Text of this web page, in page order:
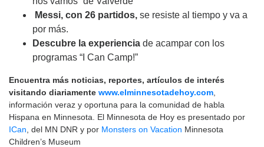
Messi, con 26 partidos, se resiste al tiempo y va a
por más.
Descubre la experiencia de acampar con los
programas “I Can Camp!”
Encuentra más noticias, reportes, artículos de interés
visitando diariamente www.elminnesotadehoy.com
información veraz y oportuna para la comunidad de habla
Hispana en Minnesota. El Minnesota de Hoy es presentado por
ICan , del MN DNR y por Monsters on Vacation Minnesota
Children’s Museum